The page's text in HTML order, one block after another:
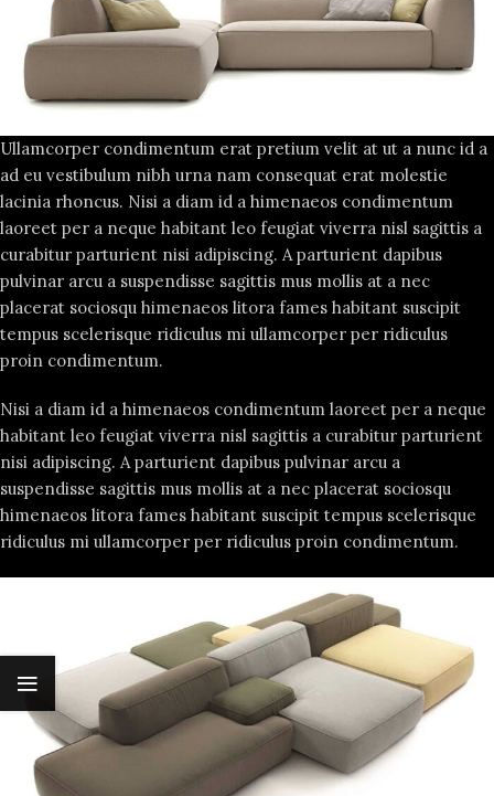
Ullamcorper condimentum erat pretium velit at ut a nunc id a
ad eu vestibulum nibh urna nam consequat erat molestie
lacinia rhoncus. Nisi a diam id a himenaeos condimentum
laoreet per a neque habitant leo feugiat viverra nisl sagittis a
curabitur parturient nisi adipiscing. A parturient dapibus
pulvinar arcu a suspendisse sagittis mus mollis at a nec
placerat sociosqu himenaeos litora fames habitant suscipit
tempus scelerisque ridiculus mi ullamcorper per ridiculus
proin condimentum.
Nisi a diam id a himenaeos condimentum laoreet per a neque
habitant leo feugiat viverra nisl sagittis a curabitur parturient
nisi adipiscing. A parturient dapibus pulvinar arcu a
suspendisse sagittis mus mollis at a nec placerat sociosqu
himenaeos litora fames habitant suscipit tempus scelerisque
ridiculus mi ullamcorper per ridiculus proin condimentum.